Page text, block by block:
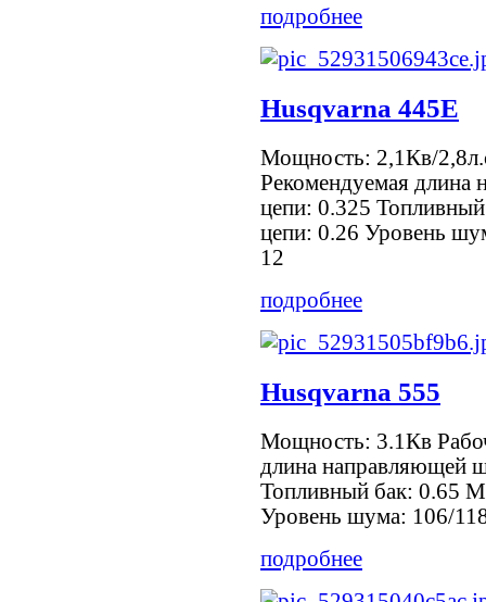
подробнее
Husqvarna 445Е
Мощность: 2,1Кв/
Рекомендуемая
цепи: 0.325
цепи: 0.26 Уровень
12
подробнее
Husqvarna 555
Мощность: 3.1Кв
длина направляющей
Топливный бак: 0.65
Уровень шума: 106/
подробнее